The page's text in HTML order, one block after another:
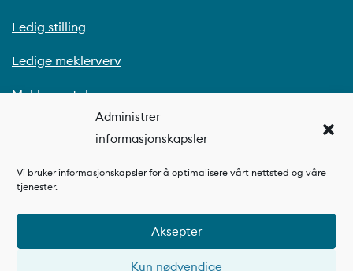
Administrer
informasjonskapsler
Vi bruker informasjonskapsler for å optimalisere vårt nettsted og våre
tjenester.
Aksepter
Kun nødvendige
Ledig stilling
Ledige meklerverv
Meklerportalen